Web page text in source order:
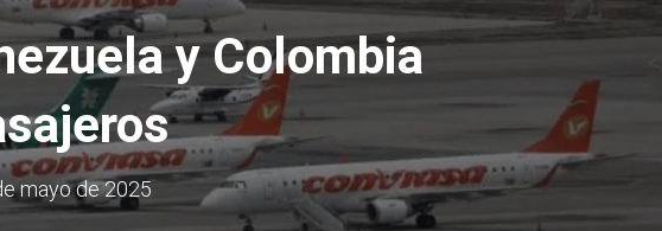
y Colombia
mayo de 2025